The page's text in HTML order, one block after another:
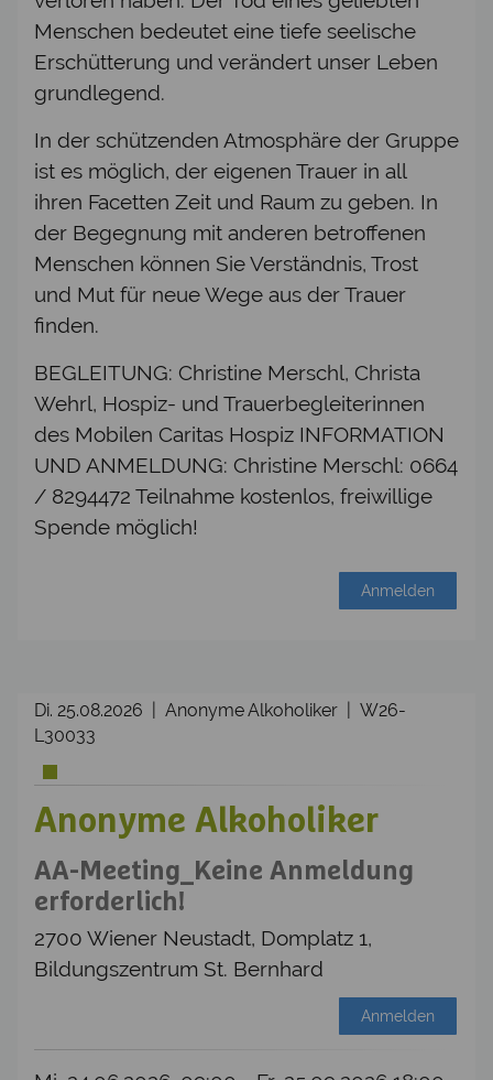
Menschen bedeutet eine tiefe seelische
Erschütterung und verändert unser Leben
grundlegend.
In der schützenden Atmosphäre der Gruppe
ist es möglich, der eigenen Trauer in all
ihren Facetten Zeit und Raum zu geben. In
der Begegnung mit anderen betroffenen
Menschen können Sie Verständnis, Trost
und Mut für neue Wege aus der Trauer
finden.
BEGLEITUNG: Christine Merschl, Christa
Wehrl, Hospiz- und Trauerbegleiterinnen
des Mobilen Caritas Hospiz INFORMATION
UND ANMELDUNG: Christine Merschl: 0664
/ 8294472 Teilnahme kostenlos, freiwillige
Spende möglich!
Anmelden
Di. 25.08.2026 | Anonyme Alkoholiker | W26-
L30033
Anonyme Alkoholiker
AA-Meeting_Keine Anmeldung
erforderlich!
2700 Wiener Neustadt, Domplatz 1,
Bildungszentrum St. Bernhard
Anmelden